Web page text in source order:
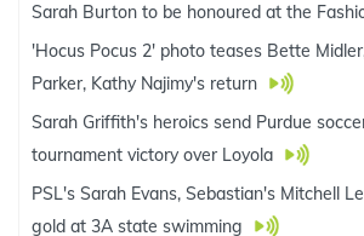
Sarah Burton to be honoured at the
'Hocus Pocus 2' photo teases Bette
Parker, Kathy Najimy's return
Sarah Griffith's heroics send Purdue
tournament victory over Loyola
PSL's Sarah Evans, Sebastian's Mitchell
gold at 3A state swimming